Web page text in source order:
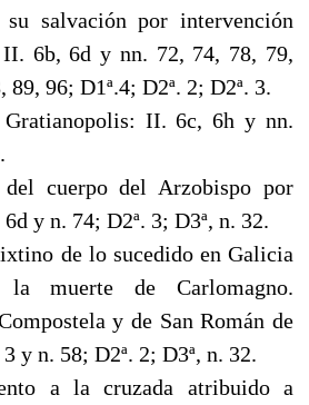
su salvación por intervención
II. 6b, 6d y nn. 72, 74, 78, 79,
89, 96; D1ª.4; D2ª. 2; D2ª. 3.
II. 6c, 6h y nn.
cuerpo del Arzobispo por
y n. 74; D2ª. 3; D3ª, n. 32.
de lo sucedido en Galicia
la muerte de Carlomagno.
y de San Román de
y n. 58; D2ª. 2; D3ª, n. 32.
a la cruzada atribuido a